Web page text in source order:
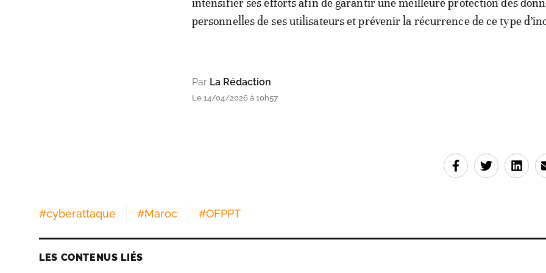
personnelles de ses utilisateurs et prévenir la récurrence de ce type
Par La Rédaction
Le 14/04/2026 à 10h57
#cyberattaque #Maroc #OFPPT
LES CONTENUS LIÉS